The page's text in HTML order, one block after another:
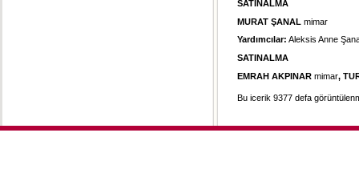
SATINALMA
MURAT ŞANAL mimar
Yardımcılar: Aleksis Anne
SATINALMA
EMRAH AKPINAR mimar,
Bu icerik 9377 defa